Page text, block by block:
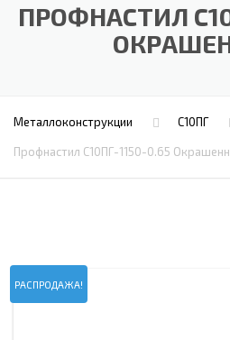
ПРОФНАСТИЛ
Металлоконструкции С10ПГ
Профнастил С10ПГ-1150-0.65
РАСПРОДАЖА!